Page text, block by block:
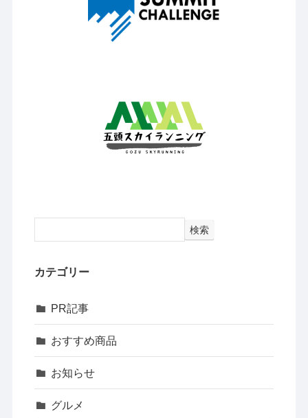
検索
カテゴリー
PR記事
おすすめ商品
お知らせ
グルメ